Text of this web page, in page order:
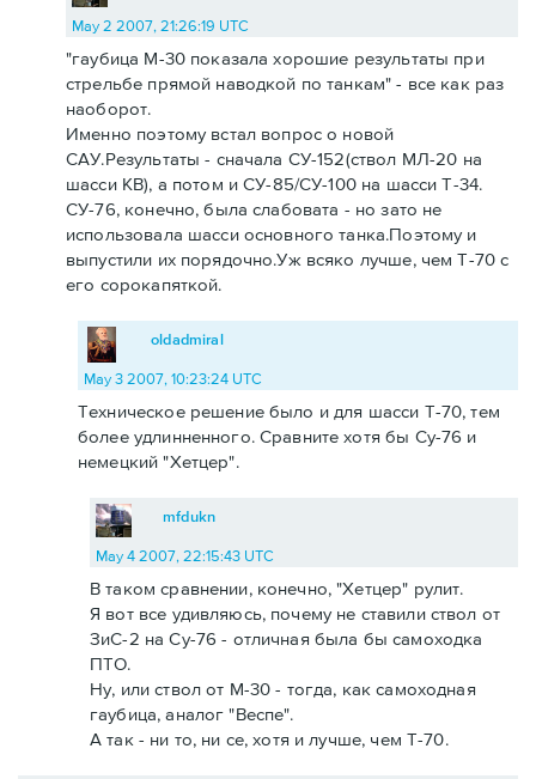
May 2 2007, 21:26:19 UTC
"гаубица М-30 показала хорошие результаты при
стрельбе прямой наводкой по танкам" - все как раз
наоборот.
Именно поэтому встал вопрос о новой
САУ.Результаты - сначала СУ-152(ствол МЛ-20 на
шасси КВ), а потом и СУ-85/СУ-100 на шасси Т-34.
СУ-76, конечно, была слабовата - но зато не
использовала шасси основного танка.Поэтому и
выпустили их порядочно.Уж всяко лучше, чем Т-70 с
его сорокапяткой.
oldadmiral
May 3 2007, 10:23:24 UTC
Техническое решение было и для шасси Т-70, тем
более удлинненного. Сравните хотя бы Су-76 и
немецкий "Хетцер".
mfdukn
May 4 2007, 22:15:43 UTC
В таком сравнении, конечно, "Хетцер" рулит.
Я вот все удивляюсь, почему не ставили ствол от
ЗиС-2 на Су-76 - отличная была бы самоходка
ПТО.
Ну, или ствол от М-30 - тогда, как самоходная
гаубица, аналог "Веспе".
А так - ни то, ни се, хотя и лучше, чем Т-70.